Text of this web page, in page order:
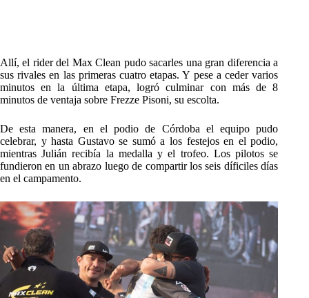
Allí, el rider del Max Clean pudo sacarles una gran diferencia a
sus rivales en las primeras cuatro etapas. Y pese a ceder varios
minutos en la última etapa, logró culminar con más de 8
minutos de ventaja sobre Frezze Pisoni, su escolta.
De esta manera, en el podio de Córdoba el equipo pudo
celebrar, y hasta Gustavo se sumó a los festejos en el podio,
mientras Julián recibía la medalla y el trofeo. Los pilotos se
fundieron en un abrazo luego de compartir los seis díficiles días
en el campamento.